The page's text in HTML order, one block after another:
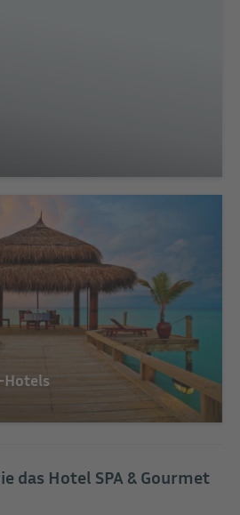
Hotels
das Hotel SPA & Gourmet